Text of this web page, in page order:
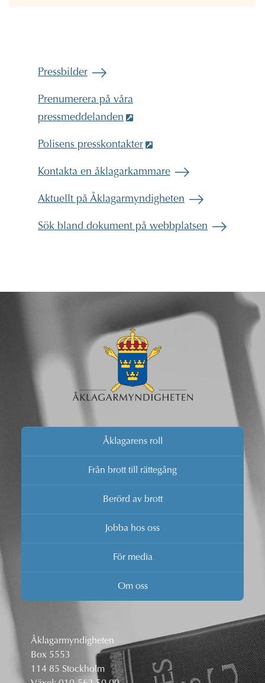
Pressbilder
Prenumerera på våra
pressmeddelanden
Polisens presskontakter
Kontakta en åklagarkammare
Aktuellt på Åklagarmyndigheten
Sök bland dokument på webbplatsen
Åklagarens roll
Från brott till rättegång
Berörd av brott
Jobba hos oss
För media
Om oss
Åklagarmyndigheten
Box 5553
114 85 Stockholm